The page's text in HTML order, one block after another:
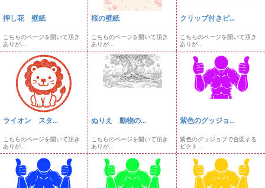
押し花 壁紙
こちらのページを開いて頂き
ありが...
桜の壁紙
こちらのページを開いて頂き
ありが...
クリップ付きピ...
こちらのページを開いて頂き
ありが...
ライオン スタ...
こちらのページを開いて頂き
ありが...
ぬりえ 動物の...
こちらのページを開いて頂き
ありが...
紫色のグッジョ...
紫色のグッジョブで合図する
ピクト...